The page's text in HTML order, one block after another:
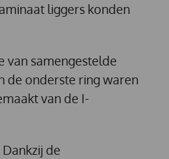
liggers konden
samengestelde
de onderste ring waren
van de I-
de